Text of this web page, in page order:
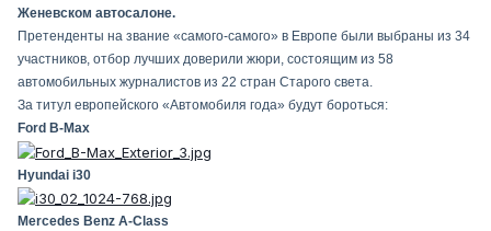
Женевском автосалоне.
Претенденты на звание «самого-самого» в Европе были выбраны из 34
участников, отбор лучших доверили жюри, состоящим из 58
автомобильных журналистов из 22 стран Старого света.
За титул европейского «Автомобиля года» будут бороться:
Ford B-Max
Hyundai i30
Mercedes Benz A-Class